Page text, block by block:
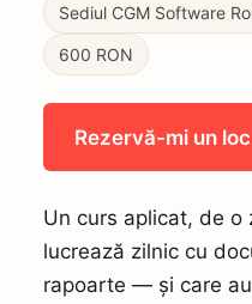
Sediul CGM Software
600 RON
Rezervă-mi un
Un curs aplicat, de o
lucrează zilnic cu
rapoarte — și care